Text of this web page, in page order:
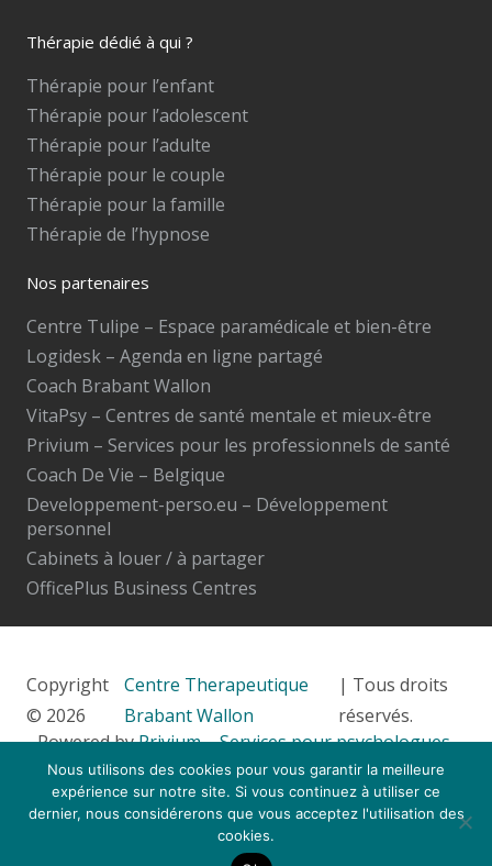
Thérapie dédié à qui ?
Thérapie pour l’enfant
Thérapie pour l’adolescent
Thérapie pour l’adulte
Thérapie pour le couple
Thérapie pour la famille
Thérapie de l’hypnose
Nos partenaires
Centre Tulipe – Espace paramédicale et bien-être
Logidesk – Agenda en ligne partagé
Coach Brabant Wallon
VitaPsy – Centres de santé mentale et mieux-être
Privium – Services pour les professionnels de santé
Coach De Vie – Belgique
Developpement-perso.eu – Développement
personnel
Cabinets à louer / à partager
OfficePlus Business Centres
Copyright
© 2026
Centre Therapeutique
Brabant Wallon
| Tous droits
réservés.
Powered byPrivium – Services pour psychologues,
psychothérapeutes et hypnothérapeutes.
RGPD – Politique de Protection de la Vie Privée
Vous êtes thérapeute ? Inscrivez-vous
Nous utilisons des cookies pour vous garantir la meilleure
expérience sur notre site. Si vous continuez à utiliser ce
dernier, nous considérerons que vous acceptez l'utilisation des
cookies.